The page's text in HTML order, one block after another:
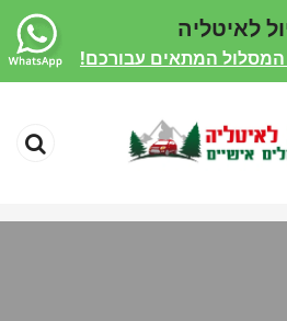
לאיטליה
המסלול המתאים עבורכם!